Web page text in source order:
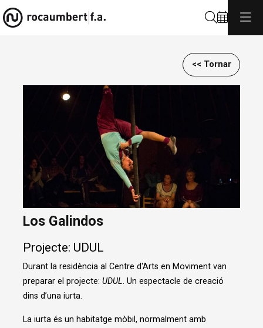
<< Tornar
Diapositiva 1 de 1
Los Galindos
Projecte: UDUL
Durant la residència al Centre d'Arts en Moviment van
preparar el projecte: UDUL. Un espectacle de creació
dins d’una iurta.
La iurta és un habitatge mòbil, normalment amb